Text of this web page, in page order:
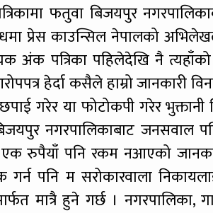
फतुवा बिजयपुर
प्रेस काउन्सिल नेपालको
अंक पत्रिका पहिलेदेखि नै
हेर्दा कसैले हाम्रो जानकारी
गरेर या फोटोकपी गरेर भुक्तानी
नगरपालिकाबाट जनसवाल
रुपैयाँ पनि रकम नआएको
पनि म सरोकारवाला
मात्रै हुने गर्छ । नगरपालिका,